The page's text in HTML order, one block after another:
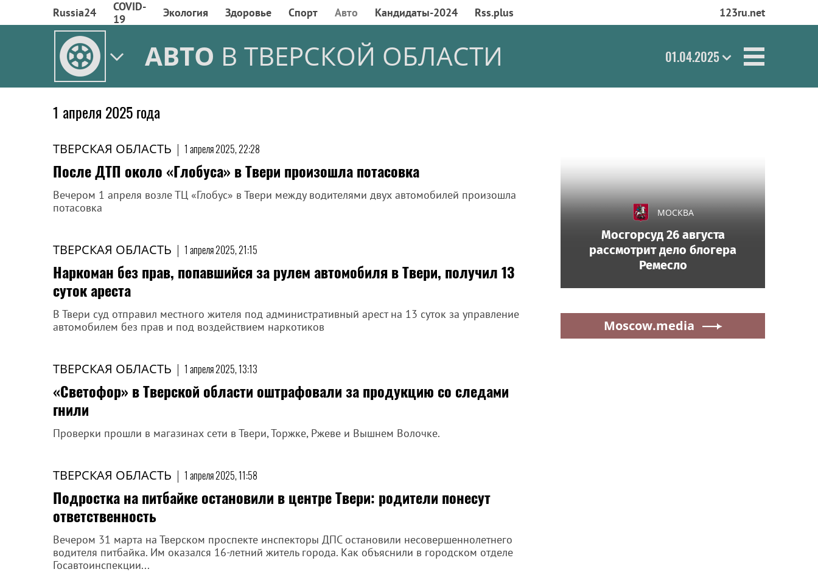
Russia24
COVID-
19
Экология Здоровье Спорт Авто Кандидаты-2024 Rss.plus 123ru.net
АВТО В ТВЕРСКОЙ ОБЛАСТИ 01.04.2025
1 апреля 2025 года
ТВЕРСКАЯ ОБЛАСТЬ | 1 апреля 2025, 22:28
После ДТП около «Глобуса» в Твери произошла потасовка
Вечером 1 апреля возле ТЦ «Глобус» в Твери между водителями двух автомобилей произошла
потасовка
ТВЕРСКАЯ ОБЛАСТЬ | 1 апреля 2025, 21:15
Наркоман без прав, попавшийся за рулем автомобиля в Твери, получил 13
суток ареста
В Твери суд отправил местного жителя под административный арест на 13 суток за управление
автомобилем без прав и под воздействием наркотиков
ТВЕРСКАЯ ОБЛАСТЬ | 1 апреля 2025, 13:13
«Светофор» в Тверской области оштрафовали за продукцию со следами
гнили
Проверки прошли в магазинах сети в Твери, Торжке, Ржеве и Вышнем Волочке.
ТВЕРСКАЯ ОБЛАСТЬ | 1 апреля 2025, 11:58
Подростка на питбайке остановили в центре Твери: родители понесут
ответственность
Вечером 31 марта на Тверском проспекте инспекторы ДПС остановили несовершеннолетнего
водителя питбайка. Им оказался 16-летний житель города. Как объяснили в городском отделе
Госавтоинспекции...
МОСКВА
Мосгорсуд 26 августа
рассмотрит дело блогера
Ремесло
Moscow.media